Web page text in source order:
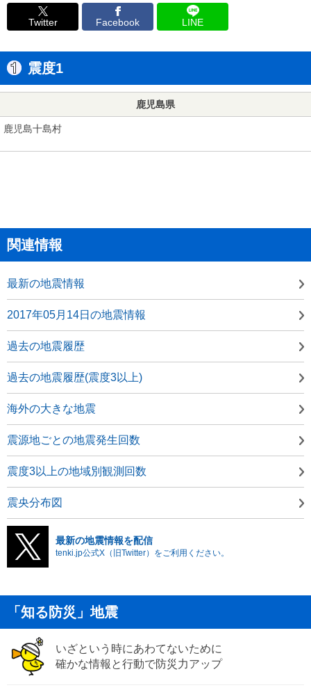
Twitter Facebook LINE
震度1
鹿児島県
鹿児島十島村
関連情報
最新の地震情報
2017年05月14日の地震情報
過去の地震履歴
過去の地震履歴(震度3以上)
海外の大きな地震
震源地ごとの地震発生回数
震度3以上の地域別観測回数
震央分布図
最新の地震情報を配信
tenki.jp公式X（旧Twitter）をご利用ください。
「知る防災」地震
いざという時にあわてないために
確かな情報と行動で防災力アップ